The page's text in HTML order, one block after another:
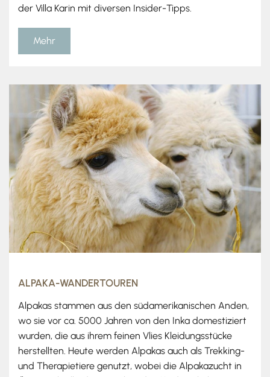
der Villa Karin mit diversen Insider-Tipps.
Mehr
ALPAKA-WANDERTOUREN
Alpakas stammen aus den südamerikanischen Anden,
wo sie vor ca. 5000 Jahren von den Inka domestiziert
wurden, die aus ihrem feinen Vlies Kleidungsstücke
herstellten. Heute werden Alpakas auch als Trekking-
und Therapietiere genutzt, wobei die Alpakazucht in